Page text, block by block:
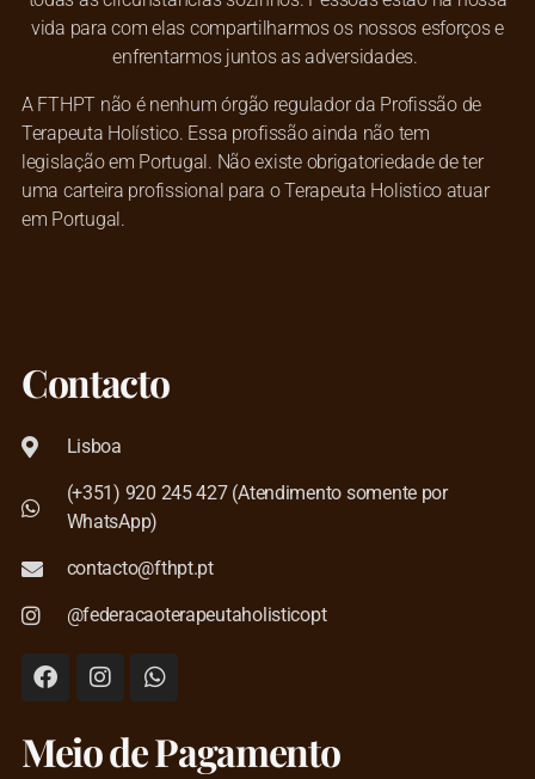
vida para com elas compartilharmos os nossos esforços e
enfrentarmos juntos as adversidades.
A FTHPT não é nenhum órgão regulador da Profissão de
Terapeuta Holístico. Essa profissão ainda não tem
legislação em Portugal. Não existe obrigatoriedade de ter
uma carteira profissional para o Terapeuta Holistico atuar
em Portugal.
Contacto
Lisboa
(+351) 920 245 427 (Atendimento somente por
WhatsApp)
contacto@fthpt.pt
@federacaoterapeutaholisticopt
Meio de Pagamento